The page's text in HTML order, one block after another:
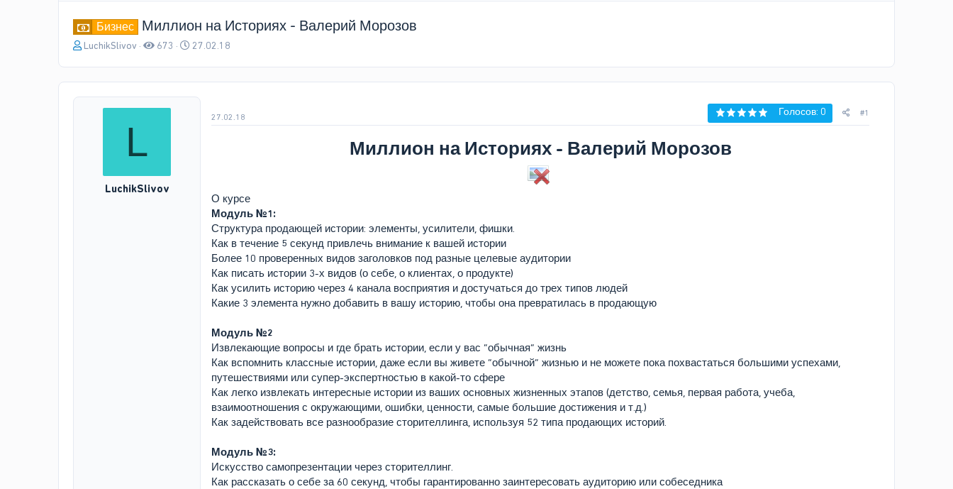
Бизнес Миллион на Историях - Валерий Морозов
А
о
р
LuchikSlivov 673
Д
а
н
27.02.18
L
LuchikSlivov
27.02.18 Голосов: 0 #1
Миллион на Историях - Валерий Морозов
О курсе
Модуль №1:
Структура продающей истории: элементы, усилители, фишки.
Как в течение 5 секунд привлечь внимание к вашей истории
Более 10 проверенных видов заголовков под разные целевые аудитории
Как писать истории 3-х видов (о себе, о клиентах, о продукте)
Как усилить историю через 4 канала восприятия и достучаться до трех типов людей
Какие 3 элемента нужно добавить в вашу историю, чтобы она превратилась в продающую
Модуль №2
Извлекающие вопросы и где брать истории, если у вас “обычная” жизнь
Как вспомнить классные истории, даже если вы живете “обычной” жизнью и не можете пока похвастаться большими успехами,
путешествиями или супер-экспертностью в какой-то сфере
Как легко извлекать интересные истории из ваших основных жизненных этапов (детство, семья, первая работа, учеба,
взаимоотношения с окружающими, ошибки, ценности, самые большие достижения и т.д.)
Как задействовать все разнообразие сторителлинга, используя 52 типа продающих историй.
Модуль №3:
Искусство самопрезентации через сторителлинг.
Как рассказать о себе за 60 секунд, чтобы гарантированно заинтересовать аудиторию или собеседника